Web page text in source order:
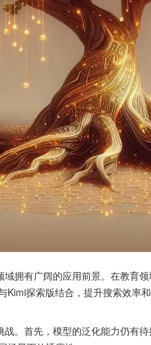
拥有广阔的应用前景。在教育
Kimi探索版结合，提升搜索效率
。首先，模型的泛化能力仍有